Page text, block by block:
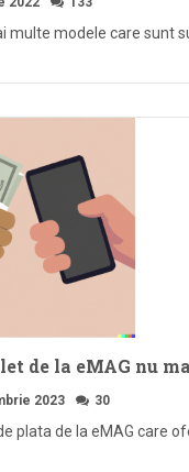
multe modele care sunt
de la eMAG nu
2023 30
plata de la eMAG care